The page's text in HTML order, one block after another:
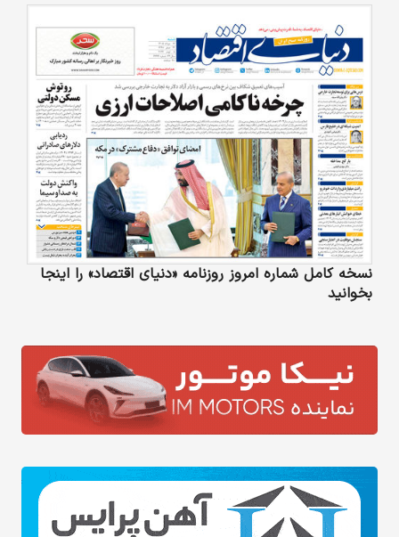
نسخه کامل شماره امروز روزنامه «دنیای‌ اقتصاد» را اینجا
بخوانید